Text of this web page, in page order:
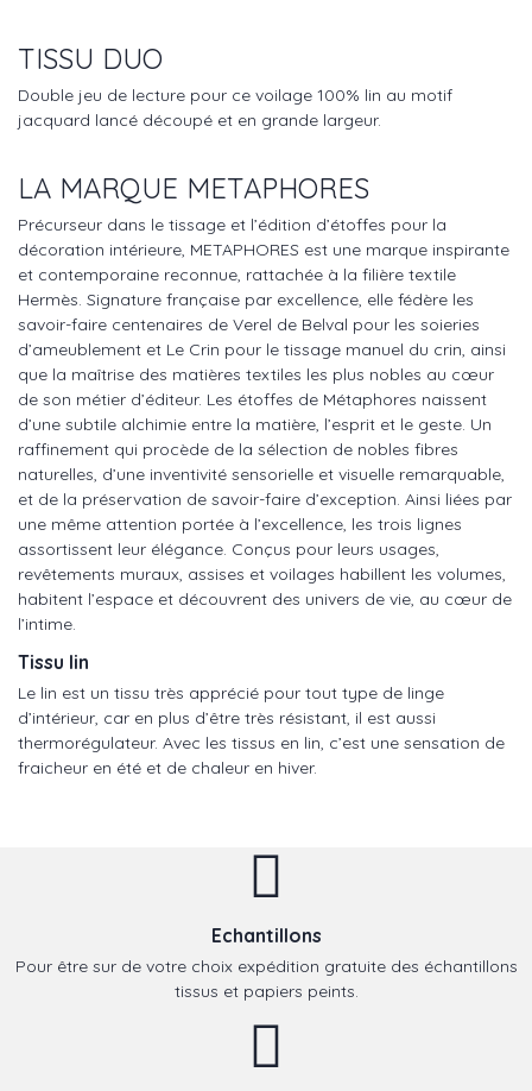
TISSU DUO
Double jeu de lecture pour ce voilage 100% lin au motif
jacquard lancé découpé et en grande largeur.
LA MARQUE METAPHORES
Précurseur dans le tissage et l’édition d’étoffes pour la
décoration intérieure, METAPHORES est une marque inspirante
et contemporaine reconnue, rattachée à la filière textile
Hermès. Signature française par excellence, elle fédère les
savoir-faire centenaires de Verel de Belval pour les soieries
d’ameublement et Le Crin pour le tissage manuel du crin, ainsi
que la maîtrise des matières textiles les plus nobles au cœur
de son métier d’éditeur. Les étoffes de Métaphores naissent
d’une subtile alchimie entre la matière, l’esprit et le geste. Un
raffinement qui procède de la sélection de nobles fibres
naturelles, d’une inventivité sensorielle et visuelle remarquable,
et de la préservation de savoir-faire d’exception. Ainsi liées par
une même attention portée à l’excellence, les trois lignes
assortissent leur élégance. Conçus pour leurs usages,
revêtements muraux, assises et voilages habillent les volumes,
habitent l’espace et découvrent des univers de vie, au cœur de
l’intime.
Tissu lin
Le lin est un tissu très apprécié pour tout type de linge
d’intérieur, car en plus d’être très résistant, il est aussi
thermorégulateur. Avec les tissus en lin, c’est une sensation de
fraicheur en été et de chaleur en hiver.
Echantillons
Pour être sur de votre choix expédition gratuite des échantillons
tissus et papiers peints.